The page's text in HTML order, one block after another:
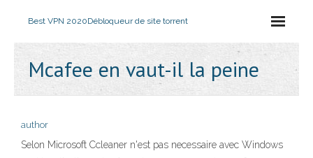
Best VPN 2020Débloqueur de site torrent
Mcafee en vaut-il la peine
author
Selon Microsoft Ccleaner n'est pas necessaire avec Windows